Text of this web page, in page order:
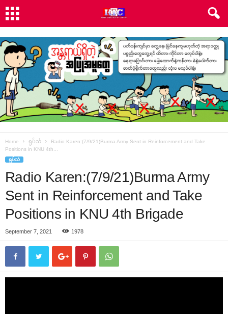
Home ရုပ်သံ
Radio Karen:(7/9/21)Burma Army Sent in Reinforcement and Take
Positions in KNU 4th...
ရုပ်သံ
Radio Karen:(7/9/21)Burma Army
Sent in Reinforcement and Take
Positions in KNU 4th Brigade
September 7, 2021 1978